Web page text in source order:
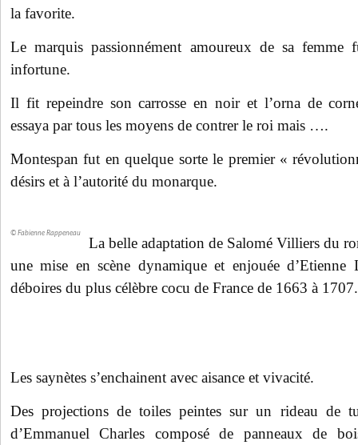
la favorite.
Le marquis passionnément amoureux de sa femme
infortune.
Il fit repeindre son carrosse en noir et l’orna de
essaya par tous les moyens de contrer le roi mais ….
Montespan fut en quelque sorte le premier «
désirs et à l’autorité du monarque.
© Fabienne Rappeneau
La belle adaptation de Salomé Villiers du
une mise en scène dynamique et enjouée d’Etienne
déboires du plus célèbre cocu de France de 1663 à 1707.
Les saynètes s’enchainent avec aisance et vivacité.
Des projections de toiles peintes sur un rideau de
d’Emmanuel Charles composé de panneaux de